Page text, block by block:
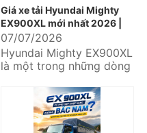
Giá xe tải Hyundai Mighty
EX900XL mới nhất 2026 |
Ưu đãi lớn, hỗ trợ trả góp lên
đến 85%
07/07/2026
Hyundai Mighty EX900XL
là một trong những dòng
doanh nghiệp vận tải,
logistics và...